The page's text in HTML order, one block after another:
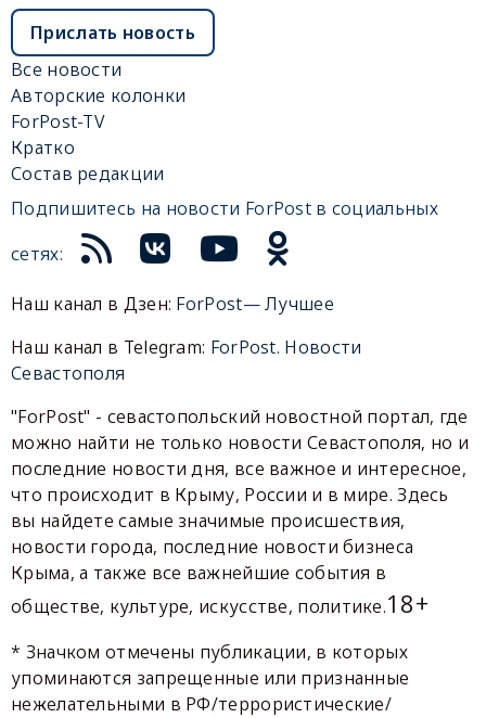
Прислать новость
Все новости
Авторские колонки
ForPost-TV
Кратко
Состав редакции
Подпишитесь на новости ForPost в социальных
сетях:
Наш канал в Дзен: ForPost— Лучшее
Наш канал в Telegram: ForPost. Новости
Севастополя
"ForPost" - севастопольский новостной портал, где
можно найти не только новости Севастополя, но и
последние новости дня, все важное и интересное,
что происходит в Крыму, России и в мире. Здесь
вы найдете самые значимые происшествия,
новости города, последние новости бизнеса
Крыма, а также все важнейшие события в
обществе, культуре, искусстве, политике.18+
* Значком отмечены публикации, в которых
упоминаются запрещенные или признанные
нежелательными в РФ/террористические/